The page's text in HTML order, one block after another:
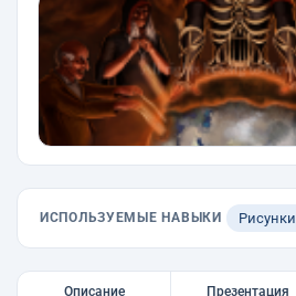
ИСПОЛЬЗУЕМЫЕ НАВЫКИ
Описание Презентация